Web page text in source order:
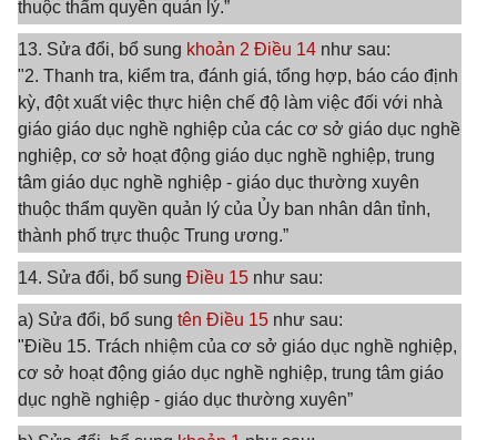
thuộc thẩm quyền quản lý.”
13. Sửa đổi, bổ sung khoản 2 Điều 14 như sau:
"2. Thanh tra, kiểm tra, đánh giá, tổng hợp, báo cáo định
kỳ, đột xuất việc thực hiện chế độ làm việc đối với nhà
giáo giáo dục nghề nghiệp của các cơ sở giáo dục nghề
nghiệp, cơ sở hoạt động giáo dục nghề nghiệp, trung
tâm giáo dục nghề nghiệp - giáo dục thường xuyên
thuộc thẩm quyền quản lý của Ủy ban nhân dân tỉnh,
thành phố trực thuộc Trung ương.”
14. Sửa đổi, bổ sung Điều 15 như sau:
a) Sửa đổi, bổ sung tên Điều 15 như sau:
"Điều 15. Trách nhiệm của cơ sở giáo dục nghề nghiệp,
cơ sở hoạt động giáo dục nghề nghiệp, trung tâm giáo
dục nghề nghiệp - giáo dục thường xuyên”